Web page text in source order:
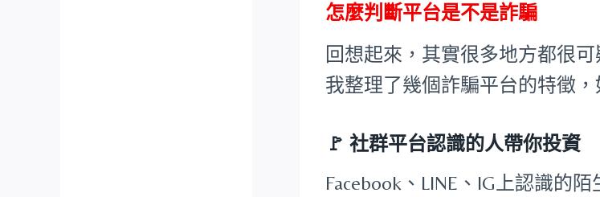
怎麼判斷平台是不是詐騙
回想起來，其實很多地方都很
我整理了幾個詐騙平台的特徵，
🚩社群平台認識的人帶你投資
Facebook、LINE、IG上認識的